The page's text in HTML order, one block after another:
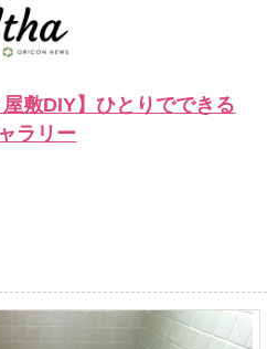
敷DIY】ひとりでできる
ラリー